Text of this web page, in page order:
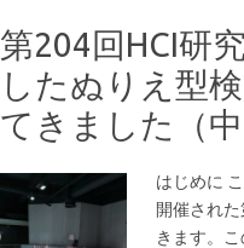
第204回HCI研
したぬりえ型
てきました（中
はじめに
開催され
きます。